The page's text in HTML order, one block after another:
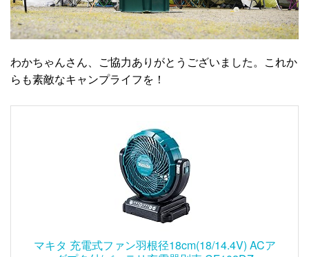
わかちゃんさん、ご協力ありがとうございました。これか
らも素敵なキャンプライフを！
マキタ 充電式ファン羽根径18cm(18/14.4V) ACア